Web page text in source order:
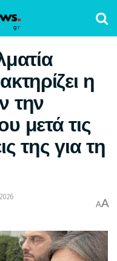
η
την
μετά τις
της για τη
AA